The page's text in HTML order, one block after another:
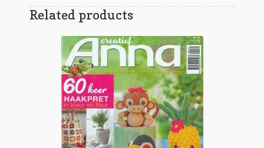
Related products